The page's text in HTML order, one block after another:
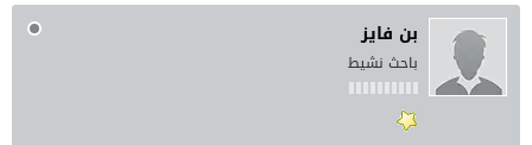
بن فايز
باحث نشيط